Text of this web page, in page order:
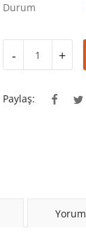
Durum
- +
Paylaş: